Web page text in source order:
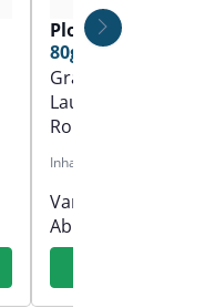
Plotterpapier
80g/m², 610mm x
Grammatur:
Laufmeter:
Rollenbreite:
Inhalt:
Varianten ab
Ab